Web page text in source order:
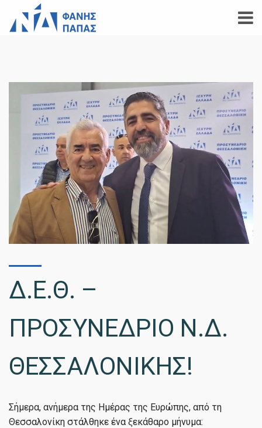
Δ.Ε.Θ. –
ΠΡΟΣΥΝΕΔΡΙΟ Ν.Δ.
ΘΕΣΣΑΛΟΝΙΚΗΣ!
Σήμερα, ανήμερα της Ημέρας της Ευρώπης, από τη
Θεσσαλονίκη στάλθηκε ένα ξεκάθαρο μήνυμα: